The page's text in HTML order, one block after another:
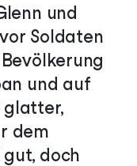
und
Soldaten
und auf
glatter,
dem
doch